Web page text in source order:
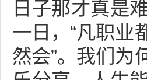
日子那才真是
一日，“凡职业
然会”。我们为